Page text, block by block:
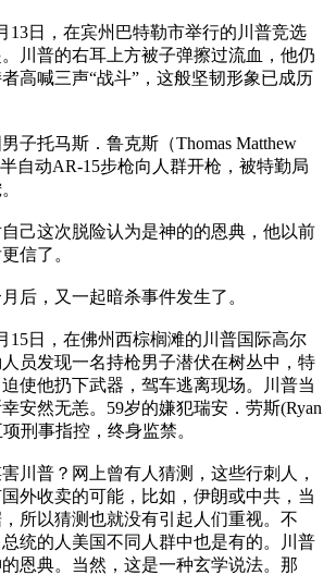
13日，在宾州巴特勒市举行的川普竞选
川普的右耳上方被子弹擦过流血，他仍
高喊三声“战斗”，这般坚韧形象已成历
子托马斯．鲁克斯（Thomas Matthew
自动AR-15步枪向人群开枪，被特勤局
己这次脱险认为是神的的恩典，他以前
信了。
后，又一起暗杀事件发生了。
15日，在佛州西棕榈滩的川普国际高尔
员发现一名持枪男子潜伏在树丛中，特
使他扔下武器，驾车逃离现场。川普当
安然无恙。59岁的嫌犯瑞安．劳斯(Ryan
刑事指控，终身监禁。
川普？网上曾有人猜测，这些行刺人，
外收卖的可能，比如，伊朗或中共，当
所以猜测也就没有引起人们重视。不
统的人美国不同人群中也是有的。川普
恩典。当然，这是一种玄学说法。那